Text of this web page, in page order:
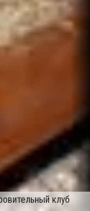
клуб